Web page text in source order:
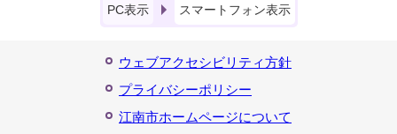
PC表示 スマートフォン表示
ウェブアクセシビリティ方針
プライバシーポリシー
江南市ホームページについて